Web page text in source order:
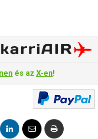
és az X-en!